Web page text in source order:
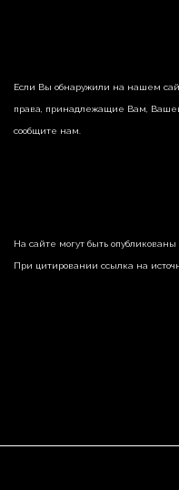
Если Вы обнаружили на нашем
права, принадлежащие Вам,
сообщите нам.
На сайте могут быть
При цитировании ссылка на